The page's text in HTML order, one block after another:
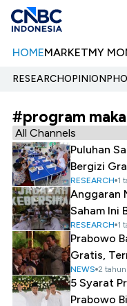
HOMEMARKETMY
RESEARCHOPINION
#program
Puluhan
Bergizi
RESEARCH 1
Anggaran
Saham Ini
RESEARCH 1
Prabowo
Gratis,
NEWS 2
5 Syarat
Prabowo